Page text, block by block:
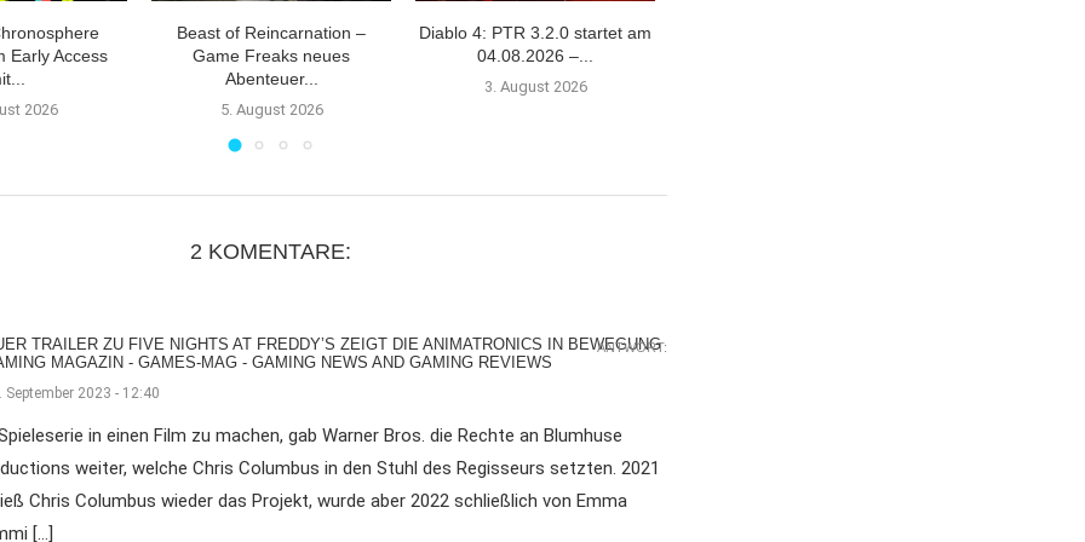
Early Access
2026
Beast of Reincarnation –
Game Freaks neues
Abenteuer...
5. August 2026
Diablo 4: PTR 3.2.0 startet am
04.08.2026 –...
3. August 2026
2 KOMENTARE:
TRAILER ZU FIVE NIGHTS AT FREDDY’S ZEIGT DIE ANIMATRONICS IN BEWEGUNG
MAGAZIN - GAMES-MAG - GAMING NEWS AND GAMING REVIEWS
September 2023 - 12:40
in einen Film zu machen, gab Warner Bros. die Rechte an Blumhuse
weiter, welche Chris Columbus in den Stuhl des Regisseurs setzten. 2021
Chris Columbus wieder das Projekt, wurde aber 2022 schließlich von Emma
[…]
ANTWORT: